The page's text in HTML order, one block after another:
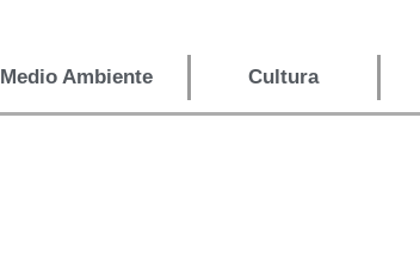
Medio Ambiente Cultura